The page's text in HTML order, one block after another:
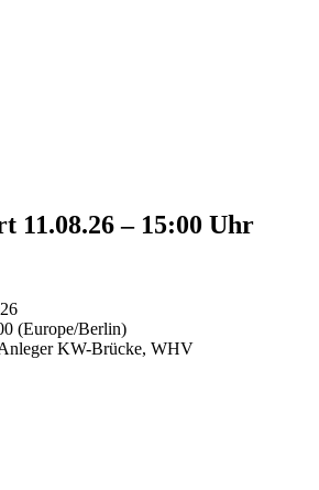
11.08.26 – 15:00 Uhr
(Europe/Berlin)
KW-Brücke, WHV